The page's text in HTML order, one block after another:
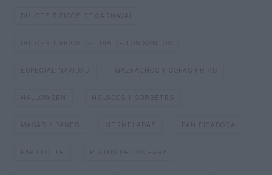
DULCES TÍPICOS DE CARNAVAL
DULCES TÍPICOS DEL DÍA DE LOS SANTOS
ESPECIAL NAVIDAD GAZPACHOS Y SOPAS FRIAS
HALLOWEEN HELADOS Y SORBETES
MASAS Y PANES MERMELADAS PANIFICADORA
PAPILLOTTE PLATOS DE CUCHARA